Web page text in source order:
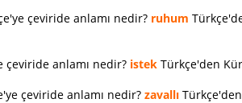
çeviride anlamı nedir? ruhum
çeviride anlamı nedir? istek Türkçe'den
çeviride anlamı nedir? zavallı